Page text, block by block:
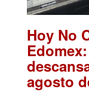
Hoy No
agosto